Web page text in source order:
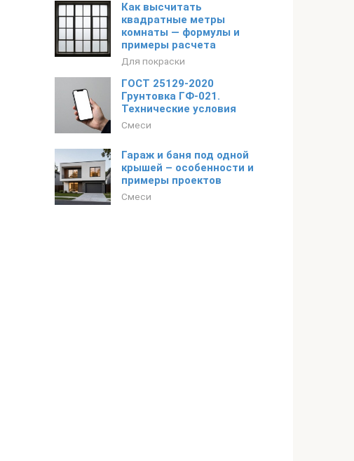
Как высчитать
квадратные метры
комнаты — формулы и
примеры расчета
Для покраски
ГОСТ 25129-2020
Грунтовка ГФ-021.
Технические условия
Смеси
Гараж и баня под одной
крышей – особенности и
примеры проектов
Смеси